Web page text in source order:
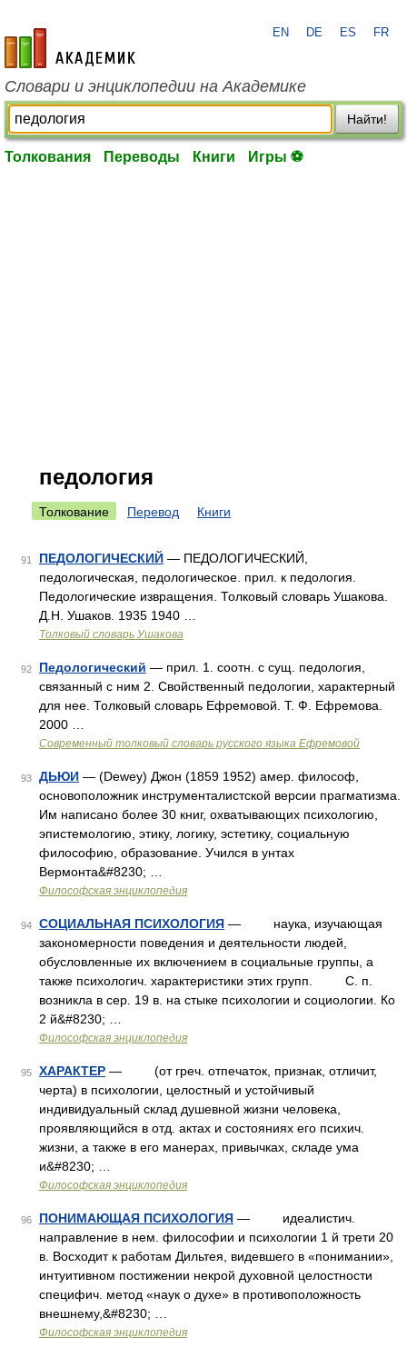
academic.ru
EN DE ES FR
Словари и энциклопедии на Академике
Найти!
Толкования Переводы Книги Игры ⚽
педология
Толкование Перевод Книги
91 ПЕДОЛОГИЧЕСКИЙ — ПЕДОЛОГИЧЕСКИЙ,
педологическая, педологическое. прил. к педология.
Педологические извращения. Толковый словарь Ушакова.
Д.Н. Ушаков. 1935 1940 …
Толковый словарь Ушакова
92 Педологический — прил. 1. соотн. с сущ. педология,
связанный с ним 2. Свойственный педологии, характерный
для нее. Толковый словарь Ефремовой. Т. Ф. Ефремова.
2000 …
Современный толковый словарь русского языка Ефремовой
93 ДЬЮИ — (Dewey) Джон (1859 1952) амер. философ,
основоположник инструменталистской версии прагматизма.
Им написано более 30 книг, охватывающих психологию,
эпистемологию, этику, логику, эстетику, социальную
философию, образование. Учился в унтах
Вермонта&#8230; …
Философская энциклопедия
94 СОЦИАЛЬНАЯ ПСИХОЛОГИЯ — наука, изучающая
закономерности поведения и деятельности людей,
обусловленные их включением в социальные группы, а
также психологич. характеристики этих групп. С. п.
возникла в сер. 19 в. на стыке психологии и социологии. Ко
2 й&#8230; …
Философская энциклопедия
95 ХАРАКТЕР — (от греч. отпечаток, признак, отличит,
черта) в психологии, целостный и устойчивый
индивидуальный склад душевной жизни человека,
проявляющийся в отд. актах и состояниях его психич.
жизни, а также в его манерах, привычках, складе ума
и&#8230; …
Философская энциклопедия
96 ПОНИМАЮЩАЯ ПСИХОЛОГИЯ — идеалистич.
направление в нем. философии и психологии 1 й трети 20
в. Восходит к работам Дильтея, видевшего в «понимании»,
интуитивном постижении некрой духовной целостности
специфич. метод «наук о духе» в противоположность
внешнему,&#8230; …
Философская энциклопедия